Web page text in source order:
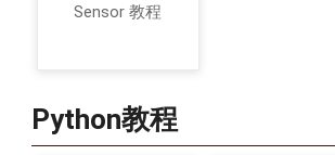
Sensor 教程
Python教程